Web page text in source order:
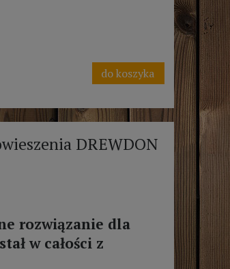
do koszyka
DREWDON
rozwiązanie dla
w całości z